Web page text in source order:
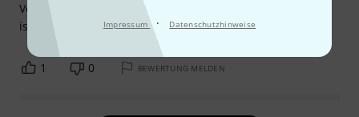
Impressum · Datenschutzhinweise
Verbindung mit einem parametrischen EQ. Mit dem Kabel
ist alles in Ordnung.
1 0 BEWERTUNG MELDEN